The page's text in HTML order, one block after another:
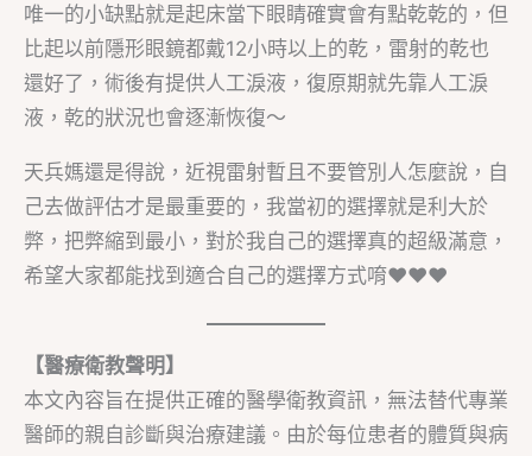
唯一的小缺點就是起床當下眼睛確實會有點乾乾的，但
比起以前隱形眼鏡都戴12小時以上的乾，雷射的乾也
還好了，術後有提供人工淚液，復原期就先靠人工淚
液，乾的狀況也會逐漸恢復～
天兵媽還是得說，近視雷射暫且不要管別人怎麼說，自
己去做評估才是最重要的，我當初的選擇就是利大於
弊，把弊縮到最小，對於我自己的選擇真的超級滿意，
希望大家都能找到適合自己的選擇方式唷❤️❤️❤️
【醫療衛教聲明】
本文內容旨在提供正確的醫學衛教資訊，無法替代專業
醫師的親自診斷與治療建議。由於每位患者的體質與病